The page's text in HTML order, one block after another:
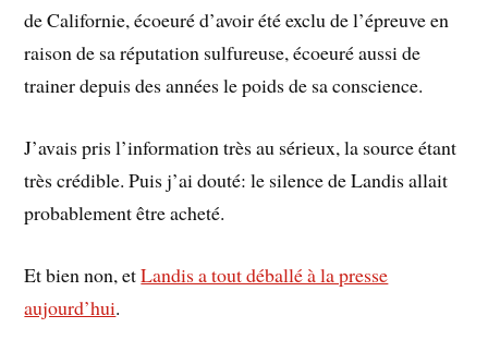
de Californie, écoeuré d’avoir été exclu de l’épreuve en
raison de sa réputation sulfureuse, écoeuré aussi de
trainer depuis des années le poids de sa conscience.
J’avais pris l’information très au sérieux, la source étant
très crédible. Puis j’ai douté: le silence de Landis allait
probablement être acheté.
Et bien non, etLandis a tout déballé à la presse
aujourd’hui.